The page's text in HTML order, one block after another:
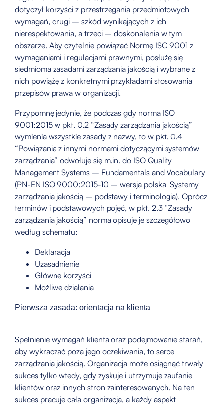
dotyczył korzyści z przestrzegania przedmiotowych
wymagań, drugi – szkód wynikających z ich
nierespektowania, a trzeci – doskonalenia w tym
obszarze. Aby czytelnie powiązać Normę ISO 9001 z
wymaganiami i regulacjami prawnymi, posłużę się
siedmioma zasadami zarządzania jakością i wybrane z
nich powiążę z konkretnymi przykładami stosowania
przepisów prawa w organizacji.
Przypomnę jedynie, że podczas gdy norma ISO
9001:2015 w pkt. 0.2 “Zasady zarządzania jakością”
wymienia wszystkie zasady z nazwy, to w pkt. 0.4
“Powiązania z innymi normami dotyczącymi systemów
zarządzania” odwołuje się m.in. do ISO Quality
Management Systems – Fundamentals and Vocabulary
(PN-EN ISO 9000:2015-10 – wersja polska, Systemy
zarządzania jakością – podstawy i terminologia). Oprócz
terminów i podstawowych pojęć, w pkt. 2.3 “Zasady
zarządzania jakością” norma opisuje je szczegółowo
według schematu:
Deklaracja
Uzasadnienie
Główne korzyści
Możliwe działania
Pierwsza zasada: orientacja na klienta
Spełnienie wymagań klienta oraz podejmowanie starań,
aby wykraczać poza jego oczekiwania, to serce
zarządzania jakością. Organizacja może osiągnąć trwały
sukces tylko wtedy, gdy zyskuje i utrzymuje zaufanie
klientów oraz innych stron zainteresowanych. Na ten
sukces pracuje cała organizacja, a każdy aspekt